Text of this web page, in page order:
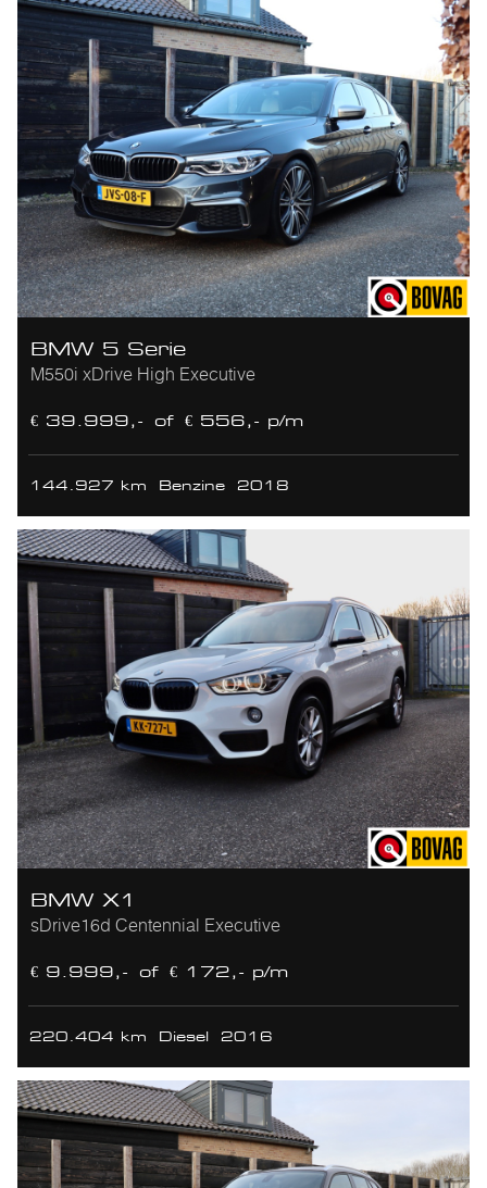
BMW 5 Serie
M550i xDrive High Executive
€ 39.999,- of € 556,- p/m
144.927 km Benzine 2018
BMW X1
sDrive16d Centennial Executive
€ 9.999,- of € 172,- p/m
220.404 km Diesel 2016